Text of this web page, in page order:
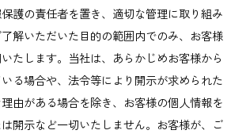
護の責任者を置き、適切な管理に取り組み
解いただいた目的の範囲内でのみ、お客様
たします。当社は、あらかじめお客様から
る場合や、法令等により開示が求められた
由がある場合を除き、お客様の個人情報を
開示など一切いたしません。お客様が、ご